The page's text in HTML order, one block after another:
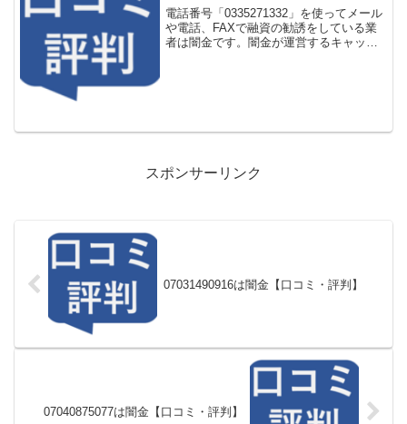
電話番号「0335271332」を使ってメール
や電話、FAXで融資の勧誘をしている業
者は闇金です。闇金が運営するキャッシ
スポンサーリンク
07031490916は闇金【口コミ・評判】
07040875077は闇金【口コミ・評判】